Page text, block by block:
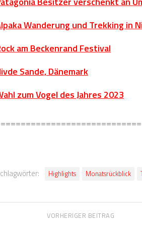
Wanderung und Trekking in
am Beckenrand Festival
Sande, Dänemark
zum Vogel des Jahres 2023
Highlights Monatsrückblick
VORHERIGER BEITRAG